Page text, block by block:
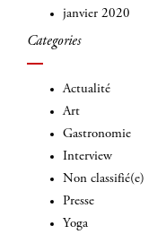
janvier 2020
Categories
Actualité
Art
Gastronomie
Interview
Non classifié(e)
Presse
Yoga